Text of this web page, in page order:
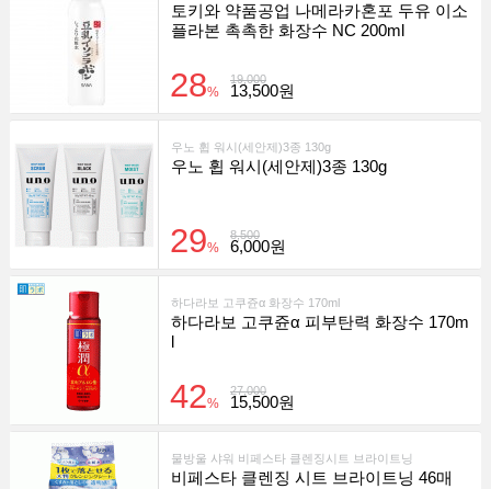
토키와 약품공업 나메라카혼포 두유 이소
플라본 촉촉한 화장수 NC 200ml
19,000
28% 13,500원
우노 휩 워시(세안제)3종 130g
우노 휩 워시(세안제)3종 130g
8,500
29% 6,000원
하다라보 고쿠쥰α 화장수 170ml
하다라보 고쿠쥰α 피부탄력 화장수 170m
l
27,000
42% 15,500원
물방울 샤워 비페스타 클렌징시트 브라이트닝
비페스타 클렌징 시트 브라이트닝 46매